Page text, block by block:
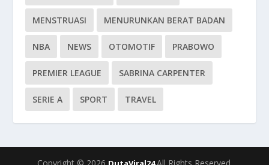
MENSTRUASI MENURUNKAN BERAT BADAN
NBA NEWS OTOMOTIF PRABOWO
PREMIER LEAGUE SABRINA CARPENTER
SERIE A SPORT TRAVEL